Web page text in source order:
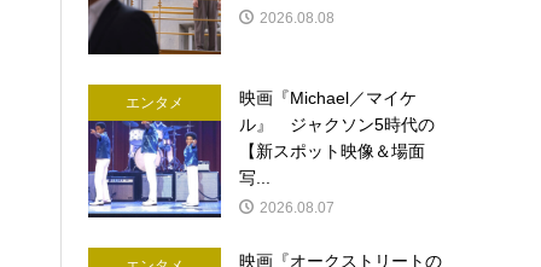
2026.08.08
エンタメ
映画『Michael／マイケ
ル』 ジャクソン5時代の
【新スポット映像＆場面
写...
2026.08.07
映画『オークストリートの